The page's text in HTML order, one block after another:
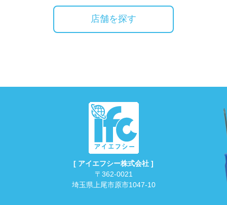
店舗を探す
[ アイエフシー株式会社 ]
〒362-0021
埼玉県上尾市原市1047-10